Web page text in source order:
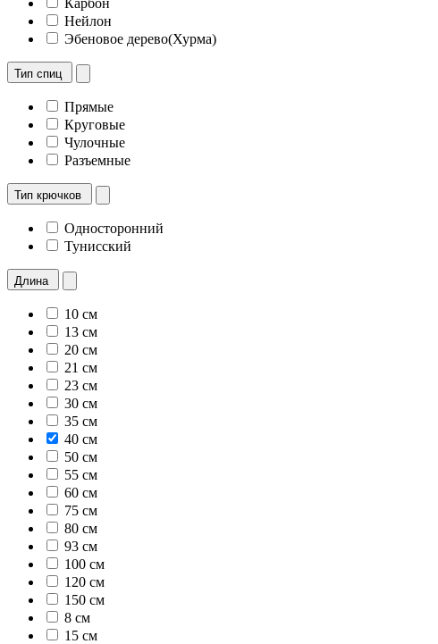
Нейлон
Эбеновое дерево(Хурма)
Тип спиц
Прямые
Круговые
Чулочные
Разъемные
Тип крючков
Односторонний
Тунисский
Длина
10 см
13 см
20 см
21 см
23 см
30 см
35 см
40 см
50 см
55 см
60 см
75 см
80 см
93 см
100 см
120 см
150 см
8 см
15 см